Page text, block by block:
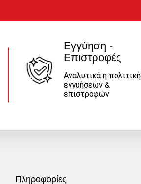
Εγγύηση -
Επιστροφές
Αναλυτικά η πολιτική
εγγυήσεων &
επιστροφών
Πληροφορίες